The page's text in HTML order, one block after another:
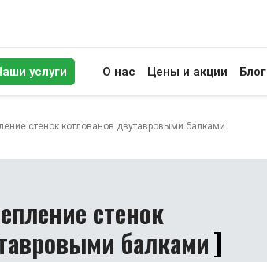
услуги О нас Цены и акции Блог
стенок котлованов двутавровыми балками
стенок
балками
Поиск